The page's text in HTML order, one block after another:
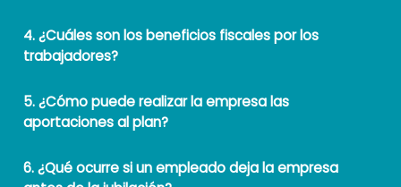
4. ¿Cuáles son los beneficios fiscales por los
trabajadores?
5. ¿Cómo puede realizar la empresa las
aportaciones al plan?
6. ¿Qué ocurre si un empleado deja la empresa